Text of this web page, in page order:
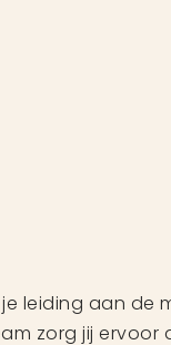
leiding aan de
zorg jij ervoor